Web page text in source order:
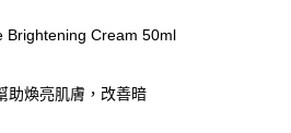
Brightening Cream 50ml
助煥亮肌膚，改善暗